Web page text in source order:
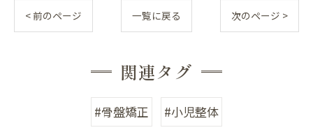
< 前のページ 一覧に戻る 次のページ >
関連タグ
#骨盤矯正 #小児整体